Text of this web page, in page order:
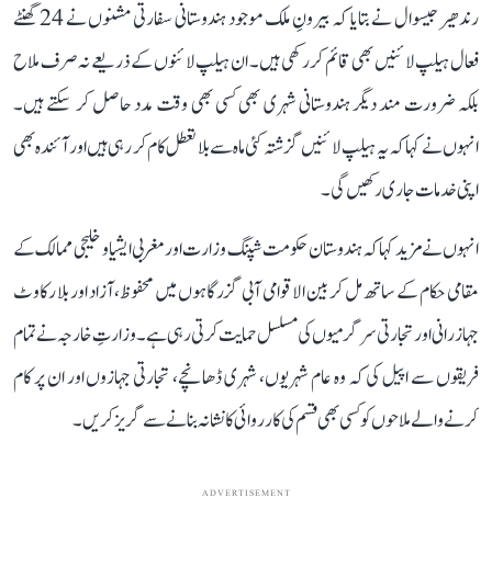
رندھیر جیسوال نے بتایا کہ بیرونِ ملک موجود ہندوستانی سفارتی مشنوں نے 24 گھنٹے
فعال ہیلپ لائنیں بھی قائم کر رکھی ہیں۔ ان ہیلپ لائنوں کے ذریعے نہ صرف ملاح
بلکہ ضرورت مند دیگر ہندوستانی شہری بھی کسی بھی وقت مدد حاصل کر سکتے ہیں۔
انہوں نے کہا کہ یہ ہیلپ لائنیں گزشتہ کئی ماہ سے بلا تعطل کام کر رہی ہیں اور آئندہ بھی
اپنی خدمات جاری رکھیں گی۔
انہوں نے مزید کہا کہ ہندوستان حکومت شپنگ وزارت اور مغربی ایشیا و خلیجی ممالک کے
مقامی حکام کے ساتھ مل کر بین الاقوامی آبی گزرگاہوں میں محفوظ، آزاد اور بلا رکاوٹ
جہاز رانی اور تجارتی سرگرمیوں کی مسلسل حمایت کرتی رہی ہے۔ وزارتِ خارجہ نے تمام
فریقوں سے اپیل کی کہ وہ عام شہریوں، شہری ڈھانچے، تجارتی جہازوں اور ان پر کام
کرنے والے ملاحوں کو کسی بھی قسم کی کارروائی کا نشانہ بنانے سے گریز کریں۔
ADVERTISEMENT